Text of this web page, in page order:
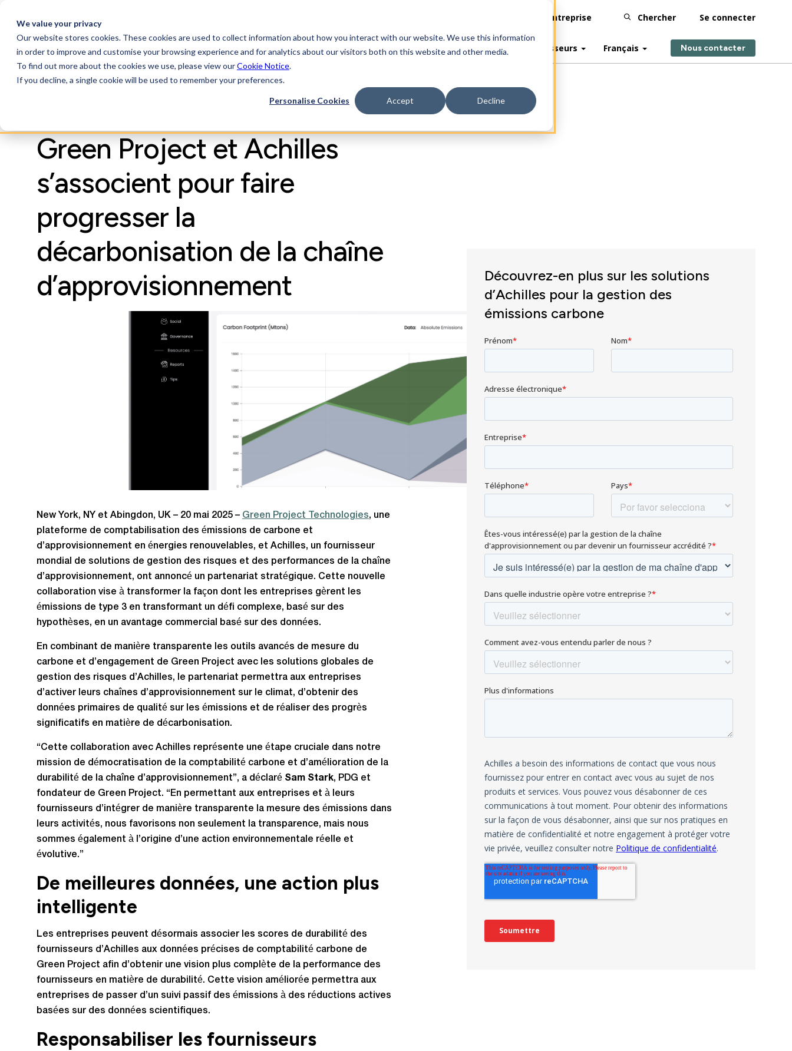
We value your privacy
Our website stores cookies. These cookies are used to collect information about how you interact with our website. We use this information
in order to improve and customise your browsing experience and for analytics about our visitors both on this website and other media.
To find out more about the cookies we use, please view ourCookie Notice.
If you decline, a single cookie will be used to remember your preferences.
Personalise Cookies Accept Decline
Entreprise Chercher Se connecter
AchillesAI Plateforme Industries Solutions Ressources Fournisseurs Français Nous contacter
COMMUNIQUÉS DE PRESSE, INFORMATIONS SECTORIELLES
Green Project et Achilles
s’associent pour faire
progresser la
décarbonisation de la chaîne
d’approvisionnement
New York, NY et Abingdon, UK – 20 mai 2025 – Green Project Technologies, une
plateforme de comptabilisation des émissions de carbone et
d’approvisionnement en énergies renouvelables, et Achilles, un fournisseur
mondial de solutions de gestion des risques et des performances de la chaîne
d’approvisionnement, ont annoncé un partenariat stratégique. Cette nouvelle
collaboration vise à transformer la façon dont les entreprises gèrent les
émissions de type 3 en transformant un défi complexe, basé sur des
hypothèses, en un avantage commercial basé sur des données.
En combinant de manière transparente les outils avancés de mesure du
carbone et d’engagement de Green Project avec les solutions globales de
gestion des risques d’Achilles, le partenariat permettra aux entreprises
d’activer leurs chaînes d’approvisionnement sur le climat, d’obtenir des
données primaires de qualité sur les émissions et de réaliser des progrès
significatifs en matière de décarbonisation.
“Cette collaboration avec Achilles représente une étape cruciale dans notre
mission de démocratisation de la comptabilité carbone et d’amélioration de la
durabilité de la chaîne d’approvisionnement”, a déclaré Sam Stark, PDG et
fondateur de Green Project. “En permettant aux entreprises et à leurs
fournisseurs d’intégrer de manière transparente la mesure des émissions dans
leurs activités, nous favorisons non seulement la transparence, mais nous
sommes également à l’origine d’une action environnementale réelle et
évolutive.”
De meilleures données, une action plus
intelligente
Les entreprises peuvent désormais associer les scores de durabilité des
fournisseurs d’Achilles aux données précises de comptabilité carbone de
Green Project afin d’obtenir une vision plus complète de la performance des
fournisseurs en matière de durabilité. Cette vision améliorée permettra aux
entreprises de passer d’un suivi passif des émissions à des réductions actives
basées sur des données scientifiques.
Responsabiliser les fournisseurs
Découvrez-en plus sur les solutions
d’Achilles pour la gestion des
émissions carbone